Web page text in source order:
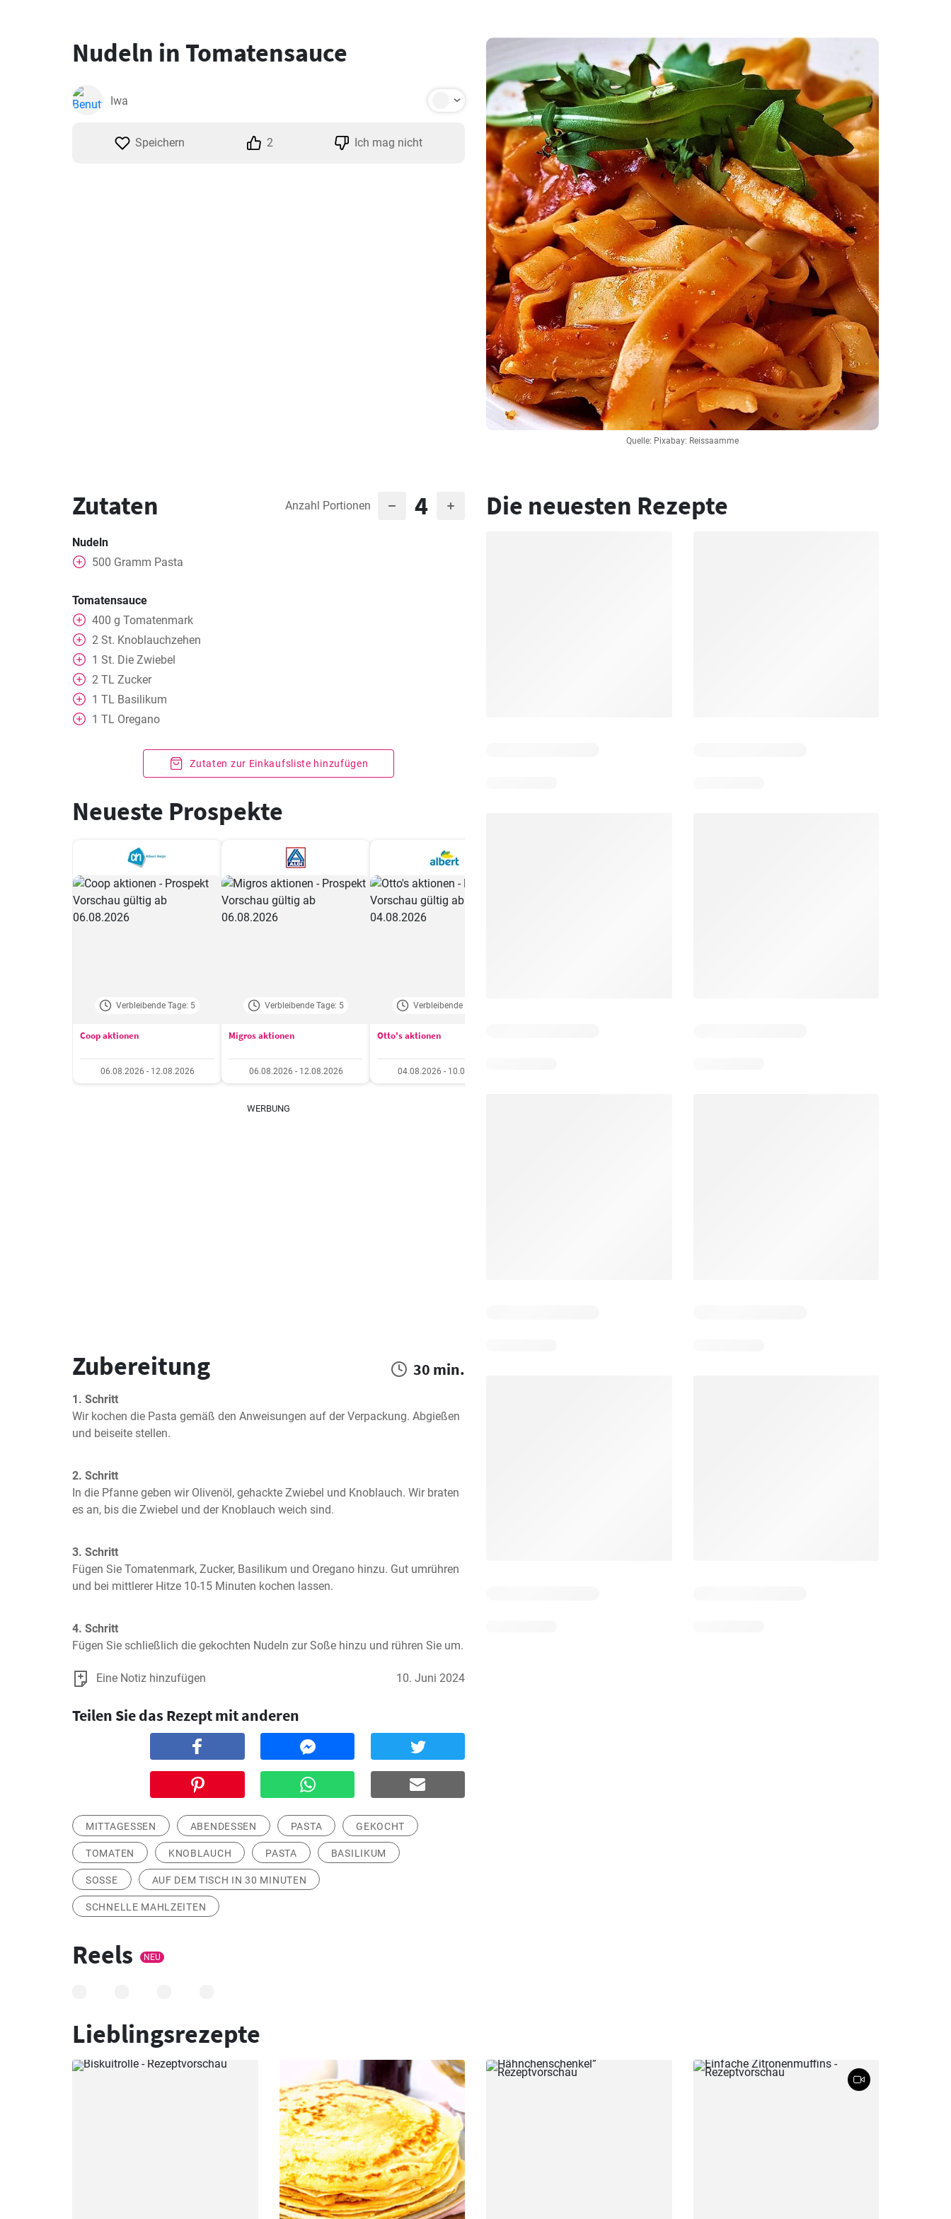
Quelle: Pixabay: Reissaamme
Nudeln in Tomatensauce
Iwa
Speichern 2 Ich mag nicht
Zutaten Anzahl Portionen 4
Nudeln
500 Gramm Pasta
Tomatensauce
400 g Tomatenmark
2 St. Knoblauchzehen
1 St. Die Zwiebel
2 TL Zucker
1 TL Basilikum
1 TL Oregano
Zutaten zur Einkaufsliste hinzufügen
Neueste Prospekte
Verbleibende Tage: 5
Coop aktionen
06.08.2026 - 12.08.2026
Verbleibende Tage: 5
Migros aktionen
06.08.2026 - 12.08.2026
Verbleibende Tage: 3
Otto's aktionen
04.08.2026 - 10.08.2026
WERBUNG
Zubereitung 30 min.
1. Schritt
Wir kochen die Pasta gemäß den Anweisungen auf der Verpackung. Abgießen
und beiseite stellen.
2. Schritt
In die Pfanne geben wir Olivenöl, gehackte Zwiebel und Knoblauch. Wir braten
es an, bis die Zwiebel und der Knoblauch weich sind.
3. Schritt
Fügen Sie Tomatenmark, Zucker, Basilikum und Oregano hinzu. Gut umrühren
und bei mittlerer Hitze 10-15 Minuten kochen lassen.
4. Schritt
Fügen Sie schließlich die gekochten Nudeln zur Soße hinzu und rühren Sie um.
Eine Notiz hinzufügen 10. Juni 2024
Teilen Sie das Rezept mit anderen
MITTAGESSEN ABENDESSEN PASTA GEKOCHT
TOMATEN KNOBLAUCH PASTA BASILIKUM
SOSSE AUF DEM TISCH IN 30 MINUTEN
SCHNELLE MAHLZEITEN
Die neuesten Rezepte
Reels NEU
Lieblingsrezepte